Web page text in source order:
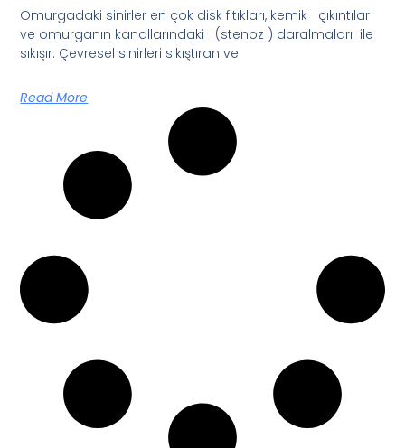
Omurgadaki sinirler en çok disk fıtıkları, kemik çıkıntılar
ve omurganın kanallarındaki (stenoz ) daralmaları ile
sıkışır. Çevresel sinirleri sıkıştıran ve
Read More